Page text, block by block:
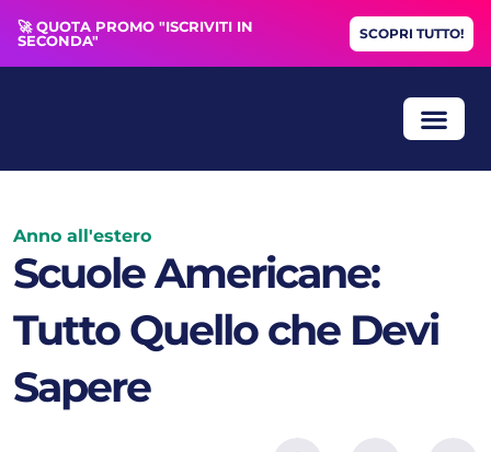
🚀 QUOTA PROMO "ISCRIVITI IN
SECONDA"
SCOPRI TUTTO!
Anno all'estero
Scuole Americane:
Tutto Quello che Devi
Sapere